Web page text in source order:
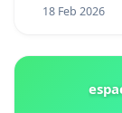
18 Feb 2026